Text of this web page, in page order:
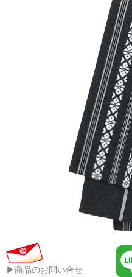
▶商品のお問い合せ